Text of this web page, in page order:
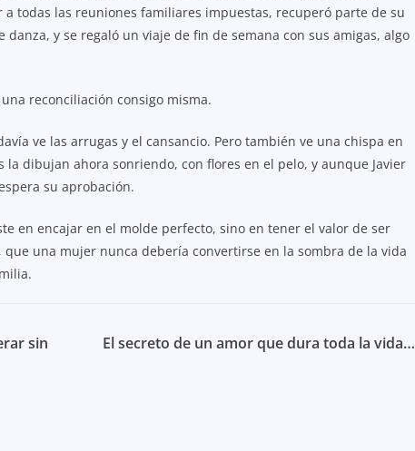
todas las reuniones familiares impuestas, recuperó parte de su
y se regaló un viaje de fin de semana con sus amigas, algo
reconciliación consigo misma.
ve las arrugas y el cansancio. Pero también ve una chispa en
la dibujan ahora sonriendo, con flores en el pelo, y aunque Javier
su aprobación.
en encajar en el molde perfecto, sino en tener el valor de ser
una mujer nunca debería convertirse en la sombra de la vida
sin
El secreto de un amor que dura toda la vida…